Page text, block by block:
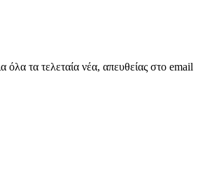
όλα τα τελεταία νέα, απευθείας στο email